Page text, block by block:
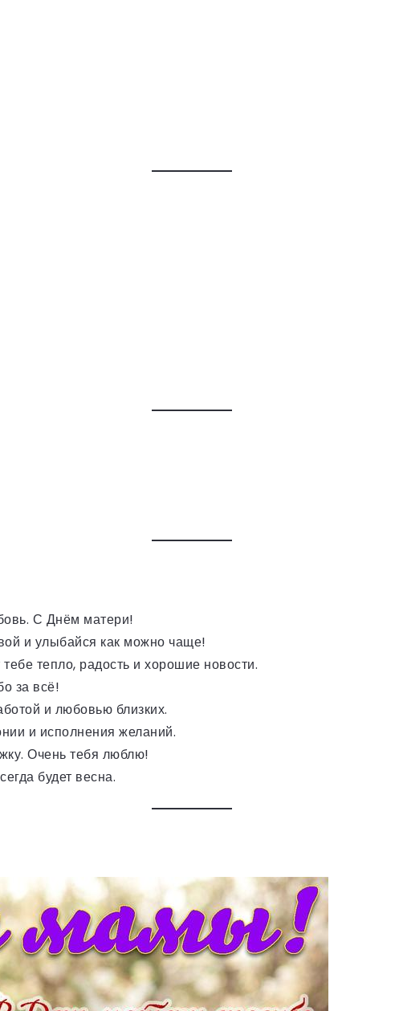
С Днём матери!
и улыбайся как можно чаще!
тепло, радость и хорошие новости.
за всё!
и любовью близких.
и исполнения желаний.
Очень тебя люблю!
будет весна.